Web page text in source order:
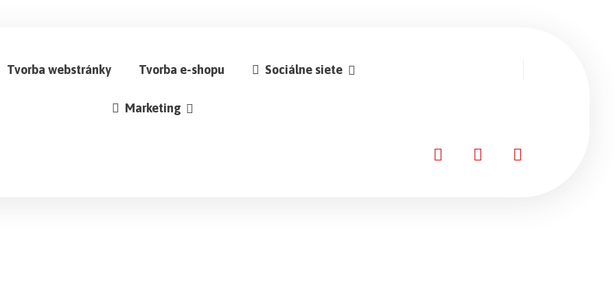
Tvorba webstránky Tvorba e-shopu Sociálne siete
Marketing